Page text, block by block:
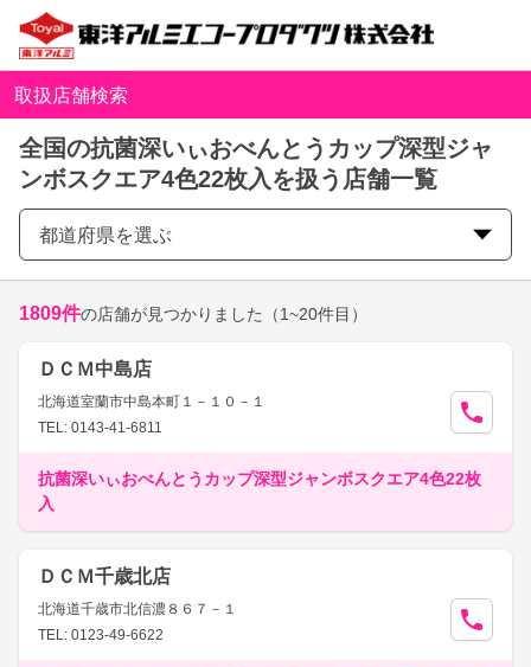
取扱店舗検索
全国の抗菌深いぃおべんとうカップ深型ジャ
ンボスクエア4色22枚入を扱う店舗一覧
都道府県を選ぶ
1809件の店舗が見つかりました （1~20件目）
ＤＣＭ中島店
北海道室蘭市中島本町１－１０－１
TEL: 0143-41-6811
抗菌深いぃおべんとうカップ深型ジャンボスクエア4色22枚
入
ＤＣＭ千歳北店
北海道千歳市北信濃８６７－１
TEL: 0123-49-6622